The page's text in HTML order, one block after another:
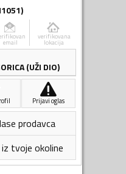
)
email
verifikovana
lokacija
(UŽI DIO)
Prijavi oglas
prodavca
tvoje okoline